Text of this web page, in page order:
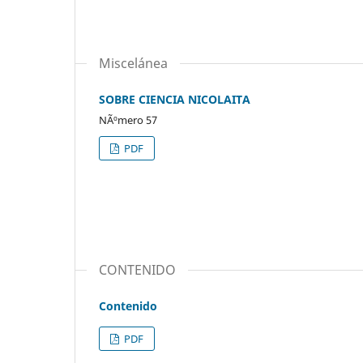
Miscelánea
SOBRE CIENCIA NICOLAITA
NÃºmero 57
PDF
CONTENIDO
Contenido
PDF